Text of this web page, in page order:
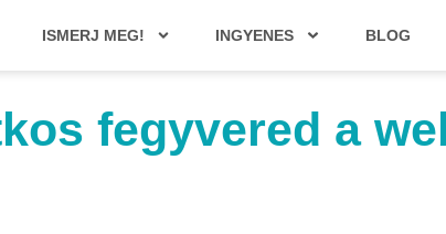
ISMERJ MEG! INGYENES BLOG
fegyvered a